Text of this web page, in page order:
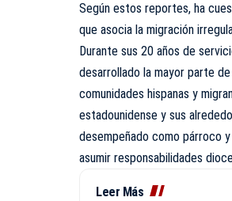
Según estos reportes, ha
que asocia la migración
Durante sus 20 años de
desarrollado la mayor parte
comunidades hispanas y
estadounidense y sus
desempeñado como párroco
asumir responsabilidades
Leer Más